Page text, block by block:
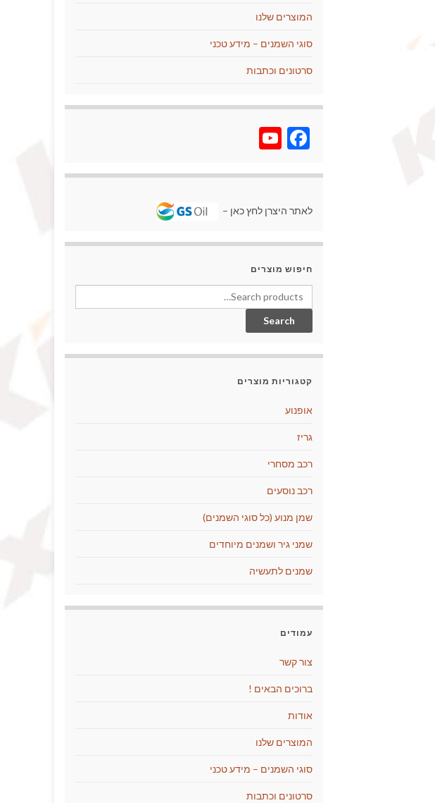
המוצרים שלנו
סוגי השמנים – מידע טכני
סרטונים וכתבות
Facebook
לאתר היצרן לחץ כאן –
חיפוש מוצרים
Search
קטגוריות מוצרים
אופנוע
גריז
רכב מסחרי
רכב נוסעים
שמן מנוע (כל סוגי השמנים)
שמני גיר ושמנים מיוחדים
שמנים לתעשיה
עמודים
צור קשר
ברוכים הבאים !
אודות
המוצרים שלנו
סוגי השמנים – מידע טכני
סרטונים וכתבות